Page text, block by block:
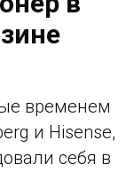
временем
и Hisense,
себя в